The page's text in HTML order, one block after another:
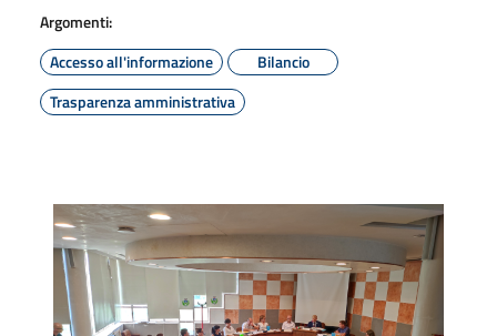
Argomenti:
Accesso all'informazione
Bilancio
Trasparenza amministrativa